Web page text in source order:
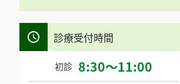
診療受付時間
初診 8:30～11:00